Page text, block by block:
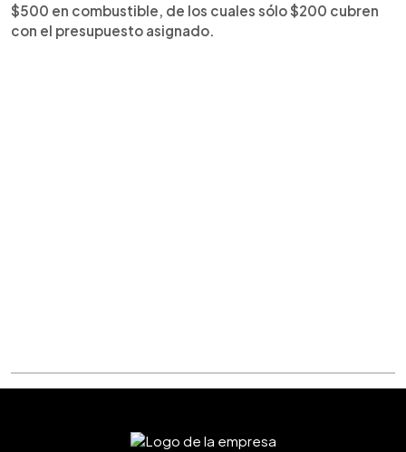
$500 en combustible, de los cuales sólo $200 cubren
con el presupuesto asignado.